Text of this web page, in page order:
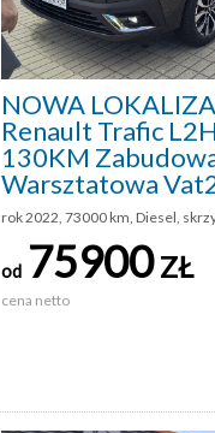
NOWA
Renault Trafic
130KM
Warsztatowa
rok 2022, 73000 km, Diesel,
od 75900ZŁ
cena netto